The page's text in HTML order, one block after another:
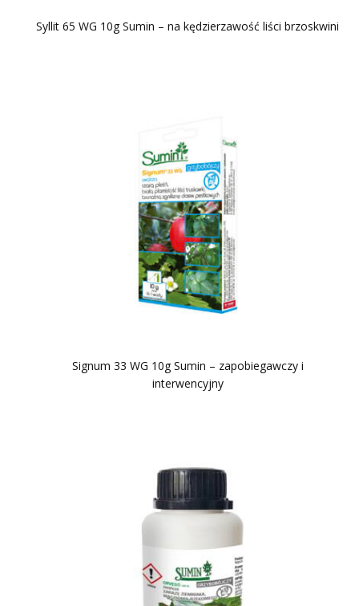
Syllit 65 WG 10g Sumin – na kędzierzawość liści brzoskwini
Signum 33 WG 10g Sumin – zapobiegawczy i
interwencyjny